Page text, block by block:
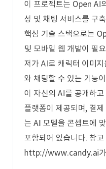
이 프로젝트는 Open AI
성 및 채팅 서비스를 구
핵심 기술 스택으로는
및 모바일 웹 개발이 필
저가 AI로 캐릭터 이미
와 채팅할 수 있는 기능
이 자신의 AI를 공개하
플랫폼이 제공되며, 결
는 AI 모델을 콘셉트에
포함되어 있습니다. 참
http://www.candy.ai가